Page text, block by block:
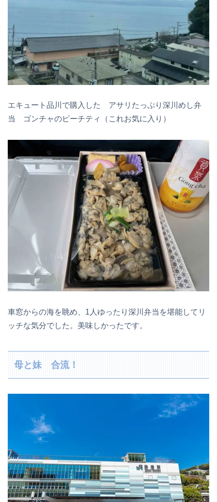
エキュート品川で購入した アサリたっぷり深川めし弁
当 ゴンチャのピーチティ（これお気に入り）
車窓からの海を眺め、1人ゆったり深川弁当を堪能してリ
ッチな気分でした。美味しかったです。
母と妹 合流！